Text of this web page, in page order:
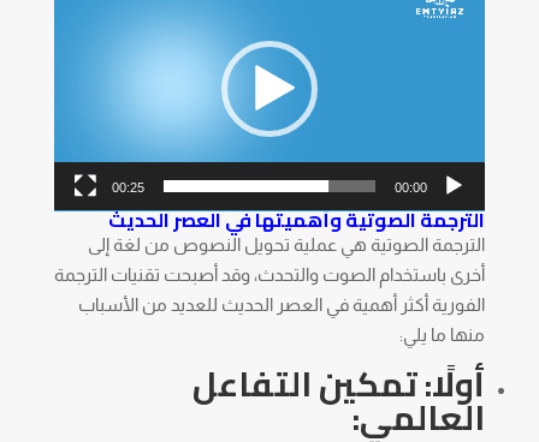
الفيديو
00:00
00:25
الترجمة الصوتية وأهميتها في العصر الحديث
الترجمة الصوتية هي عملية تحويل النصوص من لغة إلى
أخرى باستخدام الصوت والتحدث، وقد أصبحت تقنيات الترجمة
الفورية أكثر أهمية في العصر الحديث للعديد من الأسباب
منها ما يلي:
أولًا: تمكين التفاعل
العالمي: